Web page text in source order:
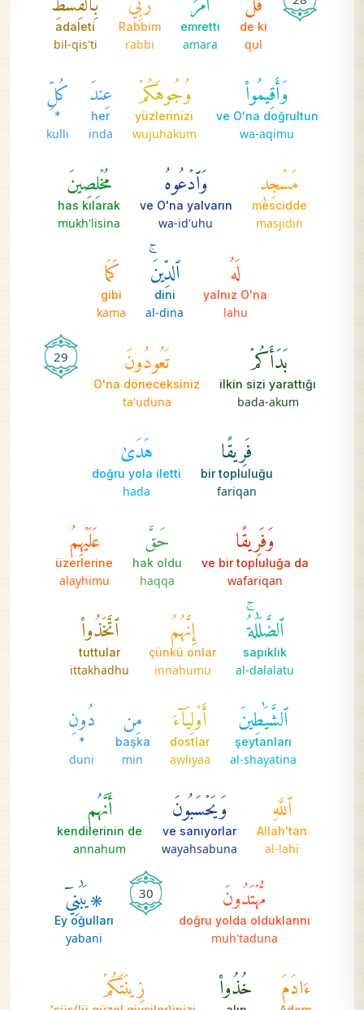
de ki
qul
emretti
amara
Rabbim
rabbi
adaleti
bil-qis'ti
وَأَقِيمُواْ
ve O'na doğrultun
wa-aqimu
وُجُوهَكُمۡ
yüzlerinizi
wujuhakum
عِندَ
her
inda
كُلِّ
*
kulli
مَسۡجِدٖ
mescidde
masjidin
وَٱدۡعُوهُ
ve O'na yalvarın
wa-id'uhu
مُخۡلِصِينَ
has kılarak
mukh'lisina
لَهُ
yalnız O'na
lahu
ٱلدِّينَۚ
dini
al-dina
كَمَا
gibi
kama
بَدَأَكُمۡ
ilkin sizi yarattığı
bada-akum
تَعُودُونَ
O'na döneceksiniz
ta'uduna
29
فَرِيقًا
bir topluluğu
fariqan
هَدَىٰ
doğru yola iletti
hada
وَفَرِيقًا
ve bir topluluğa da
wafariqan
حَقَّ
hak oldu
haqqa
عَلَيۡهِمُ
üzerlerine
alayhimu
ٱلضَّلَٰلَةُۚ
sapıklık
al-dalalatu
إِنَّهُمُ
çünkü onlar
innahumu
ٱتَّخَذُواْ
tuttular
ittakhadhu
ٱلشَّيَٰطِينَ
şeytanları
al-shayatina
أَوۡلِيَآءَ
dostlar
awliyaa
مِن
başka
min
دُونِ
*
duni
ٱللَّهِ
Allah'tan
al-lahi
وَيَحۡسَبُونَ
ve sanıyorlar
wayahsabuna
أَنَّهُم
kendilerinin de
annahum
مُّهۡتَدُونَ
doğru yolda olduklarını
muh'taduna
30 ۞يَٰبَنِيٓ
Ey oğulları
yabani
ءَادَمَ خُذُواْ زِينَتَكُمۡ